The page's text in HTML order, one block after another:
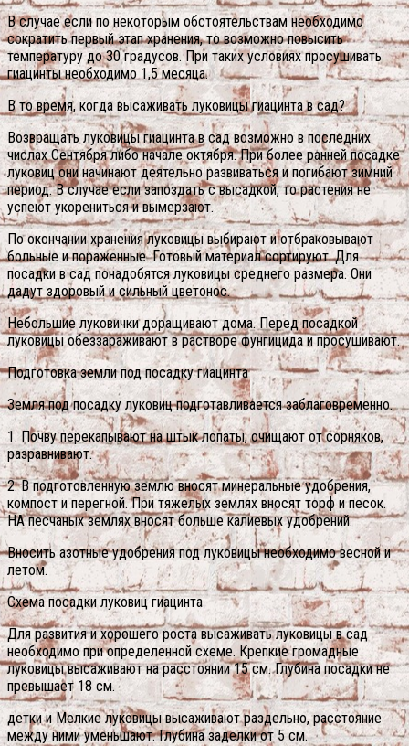
В случае если по некоторым обстоятельствам необходимо
сократить первый этап хранения, то возможно повысить
температуру до 30 градусов. При таких условиях просушивать
гиацинты необходимо 1,5 месяца.
В то время, когда высаживать луковицы гиацинта в сад?
Возвращать луковицы гиацинта в сад возможно в последних
числах Сентября либо начале октября. При более ранней посадке
луковиц они начинают деятельно развиваться и погибают зимний
период. В случае если запоздать с высадкой, то растения не
успеют укорениться и вымерзают.
По окончании хранения луковицы выбирают и отбраковывают
больные и пораженные. Готовый материал сортируют. Для
посадки в сад понадобятся луковицы среднего размера. Они
дадут здоровый и сильный цветонос.
Небольшие луковички доращивают дома. Перед посадкой
луковицы обеззараживают в растворе фунгицида и просушивают.
Подготовка земли под посадку гиацинта
Земля под посадку луковиц подготавливается заблаговременно.
1. Почву перекапывают на штык лопаты, очищают от сорняков,
разравнивают.
2. В подготовленную землю вносят минеральные удобрения,
компост и перегной. При тяжелых землях вносят торф и песок.
НА песчаных землях вносят больше калиевых удобрений.
Вносить азотные удобрения под луковицы необходимо весной и
летом.
Схема посадки луковиц гиацинта
Для развития и хорошего роста высаживать луковицы в сад
необходимо при определенной схеме. Крепкие громадные
луковицы высаживают на расстоянии 15 см. Глубина посадки не
превышает 18 см.
детки и Мелкие луковицы высаживают раздельно, расстояние
между ними уменьшают. Глубина заделки от 5 см.